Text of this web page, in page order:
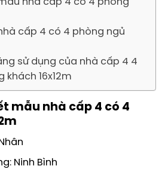
nhà cấp 4 có 4 phòng
cấp 4 có 4 phòng ngủ
sử dụng của nhà cấp 4 4
khách 16x12m
mẫu nhà cấp 4 có 4
Ninh Bình